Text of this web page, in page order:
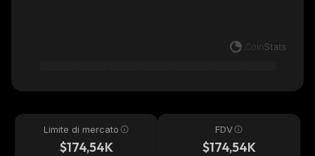
Limite di mercato
$174,54K
FDV
$174,54K